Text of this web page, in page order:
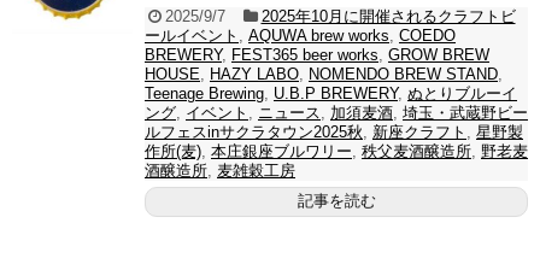
2025/9/7
2025年10月に開催されるクラフトビ
ールイベント , AQUWA brew works, COEDO
BREWERY, FEST365 beer works, GROW BREW
HOUSE, HAZY LABO, NOMENDO BREW STAND,
Teenage Brewing, U.B.P BREWERY, ぬとりブルーイ
ング, イベント , ニュース, 加須麦酒, 埼玉・武蔵野ビー
ルフェスinサクラタウン2025秋, 新座クラフト , 星野製
作所(麦), 本庄銀座ブルワリー, 秩父麦酒醸造所, 野老麦
酒醸造所, 麦雑穀工房
記事を読む